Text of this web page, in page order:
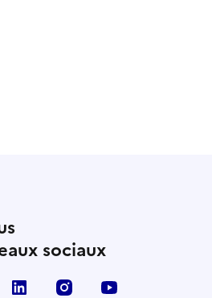
sociaux
TikTok Linkedin Instagram